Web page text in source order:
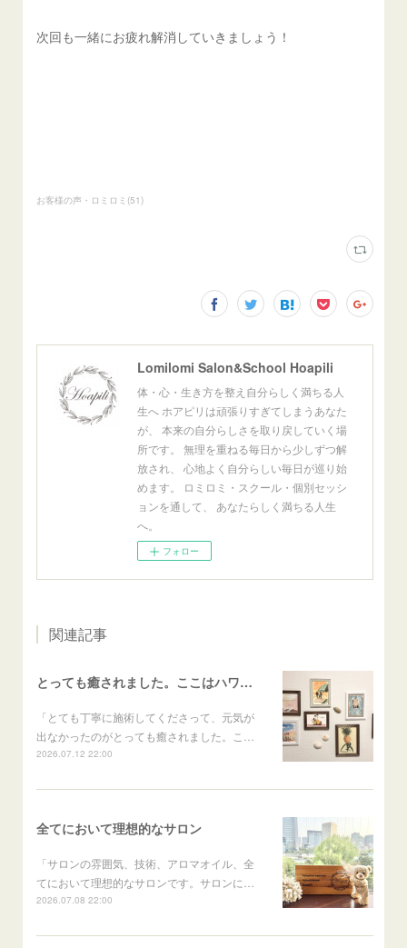
次回も一緒にお疲れ解消していきましょう！
お客様の声・ロミロミ (51)
Lomilomi Salon&School Hoapili
体・心・生き方を整え自分らしく満ちる人
生へ ホアピリは頑張りすぎてしまうあなた
が、 本来の自分らしさを取り戻していく場
所です。 無理を重ねる毎日から少しずつ解
放され、 心地よく自分らしい毎日が巡り始
めます。 ロミロミ・スクール・個別セッシ
ョンを通して、 あなたらしく満ちる人生
へ。
フォロー
関連記事
とっても癒されました。ここはハワイかな？と思いました
「とても丁寧に施術してくださって、元気が
出なかったのがとっても癒されました。こ…
2026.07.12 22:00
全てにおいて理想的なサロン
「サロンの雰囲気、技術、アロマオイル、全
てにおいて理想的なサロンです。サロンに…
2026.07.08 22:00